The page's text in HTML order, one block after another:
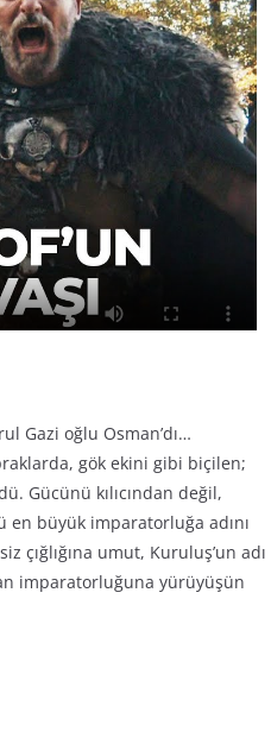
Gazi oğlu Osman’dı…
gök ekini gibi biçilen;
Gücünü kılıcından değil,
büyük imparatorluğa adını
çığlığına umut, Kuruluş’un adı
imparatorluğuna yürüyüşün